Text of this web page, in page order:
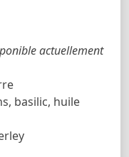
actuellement
basilic, huile